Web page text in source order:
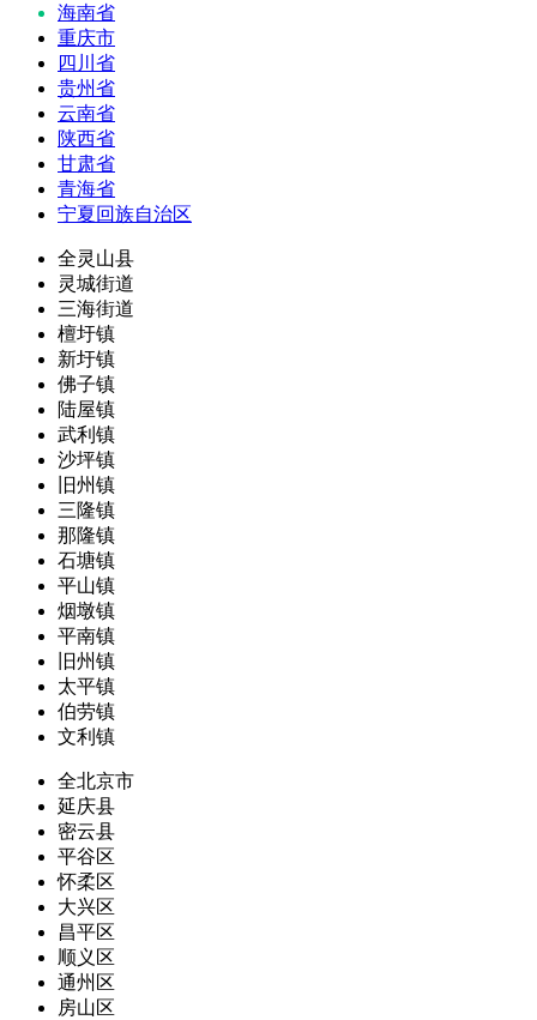
海南省
重庆市
四川省
贵州省
云南省
陕西省
甘肃省
青海省
宁夏回族自治区
全灵山县
灵城街道
三海街道
檀圩镇
新圩镇
佛子镇
陆屋镇
武利镇
沙坪镇
旧州镇
三隆镇
那隆镇
石塘镇
平山镇
烟墩镇
平南镇
旧州镇
太平镇
伯劳镇
文利镇
全北京市
延庆县
密云县
平谷区
怀柔区
大兴区
昌平区
顺义区
通州区
房山区